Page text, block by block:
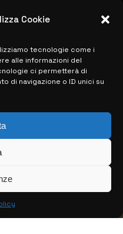
Cookie
tecnologie come i
alle informazioni del
ci permetterà di
di navigazione o ID unici su